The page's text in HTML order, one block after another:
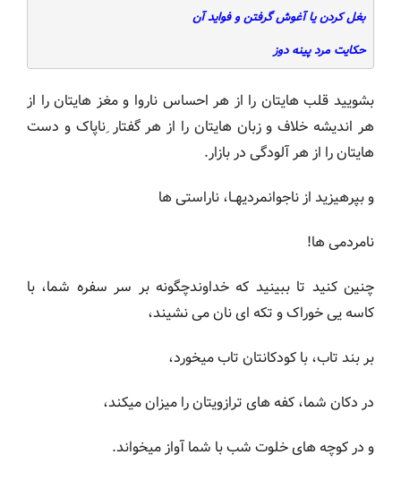
بغل کردن یا آغوش گرفتن و فواید آن
حکایت مرد پینه دوز
بشویید قلب هایتان را از هر احساس ناروا و مغز هایتان را از
هر اندیشه خلاف و زبان هایتان را از هر گفتار ِناپاک و دست
هایتان را از هر آلودگی در بازار.
و بپرهیزید از ناجوانمردیهــا، ناراستی ها
نامردمی ها!
چنین کنید تا ببینید که خداوندچگونه بر سر سفره شما، با
کاسه یی خوراک و تکه ای نان می نشیند،
بر بند تاب، با کودکانتان تاب میخورد،
در دکان شما، کفه های ترازویتان را میزان میکند،
و در کوچه های خلوت شب با شما آواز میخواند.